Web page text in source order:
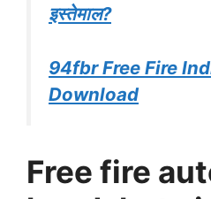
इस्तेमाल?
94fbr Free Fire
Download
Free fire